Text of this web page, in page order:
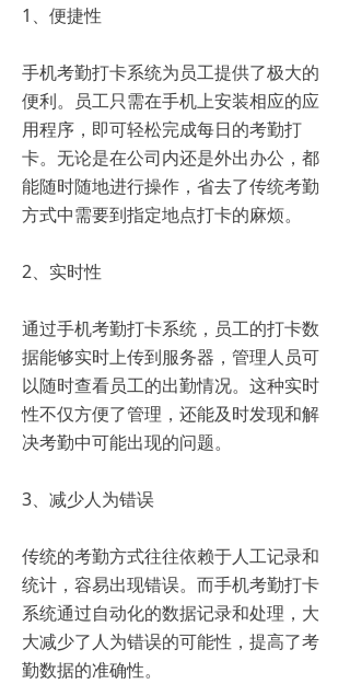
1、便捷性
手机考勤打卡系统为员工提供了极大的
便利。员工只需在手机上安装相应的应
用程序，即可轻松完成每日的考勤打
卡。无论是在公司内还是外出办公，都
能随时随地进行操作，省去了传统考勤
方式中需要到指定地点打卡的麻烦。
2、实时性
通过手机考勤打卡系统，员工的打卡数
据能够实时上传到服务器，管理人员可
以随时查看员工的出勤情况。这种实时
性不仅方便了管理，还能及时发现和解
决考勤中可能出现的问题。
3、减少人为错误
传统的考勤方式往往依赖于人工记录和
统计，容易出现错误。而手机考勤打卡
系统通过自动化的数据记录和处理，大
大减少了人为错误的可能性，提高了考
勤数据的准确性。